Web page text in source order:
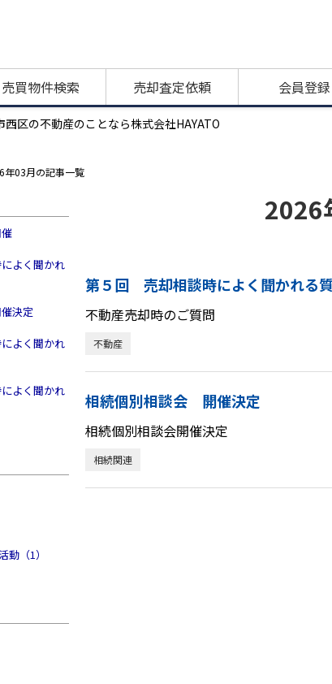
売買物件検索 売却査定依頼 会員登録
区の不動産のことなら株式会社HAYATO
年03月の記事一覧
よく聞かれ
決定
よく聞かれ
よく聞かれ
動（1）
2026
第５回 売却相談時によく聞かれる
不動産売却時のご質問
不動産
相続個別相談会 開催決定
相続個別相談会開催決定
相続関連